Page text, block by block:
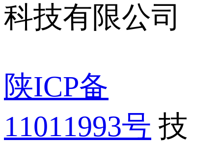
科技有限公司
陕ICP备
11011993号 技